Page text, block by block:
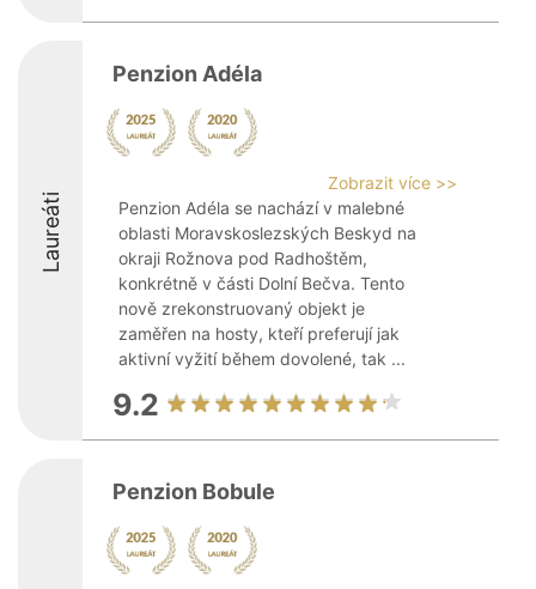
Laureáti
Penzion Adéla
Zobrazit více >>
Penzion Adéla se nachází v malebné
oblasti Moravskoslezských Beskyd na
okraji Rožnova pod Radhoštěm,
konkrétně v části Dolní Bečva. Tento
nově zrekonstruovaný objekt je
zaměřen na hosty, kteří preferují jak
aktivní vyžití během dovolené, tak ...
9.2
Penzion Bobule